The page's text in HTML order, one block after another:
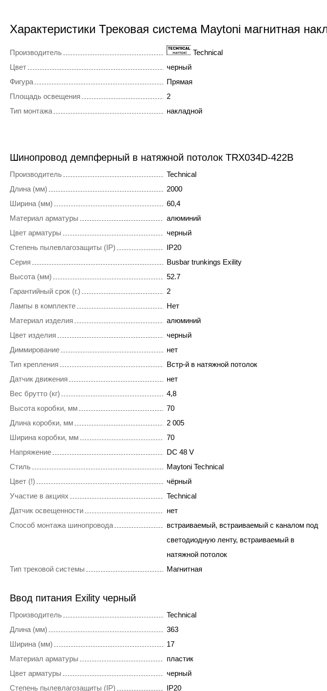
Характеристики Трековая система Maytoni магнитная
Производитель Technical
Цвет
черный
Фигура
Прямая
Площадь освещения
2
Тип монтажа
накладной
Шинопровод демпферный в натяжной потолок TRX034D-422B
Производитель
Technical
Длина (мм)
2000
Ширина (мм)
60,4
Материал арматуры
алюминий
Цвет арматуры
черный
Степень пылевлагозащиты (IP)
IP20
Серия
Busbar trunkings Exility
Высота (мм)
52.7
Гарантийный срок (г.)
2
Лампы в комплекте
Нет
Материал изделия
алюминий
Цвет изделия
черный
Диммирование
нет
Тип крепления
Встр-й в натяжной потолок
Датчик движения
нет
Вес брутто (кг)
4,8
Высота коробки, мм
70
Длина коробки, мм
2 005
Ширина коробки, мм
70
Напряжение
DC 48 V
Стиль
Maytoni Technical
Цвет (!)
чёрный
Участие в акциях
Technical
Датчик освещенности
нет
Способ монтажа шинопровода
встраиваемый, встраиваемый с каналом под
светодиодную ленту, встраиваемый в
натяжной потолок
Тип трековой системы
Магнитная
Ввод питания Exility черный
Производитель
Technical
Длина (мм)
363
Ширина (мм)
17
Материал арматуры
пластик
Цвет арматуры
черный
Степень пылевлагозащиты (IP)
IP20